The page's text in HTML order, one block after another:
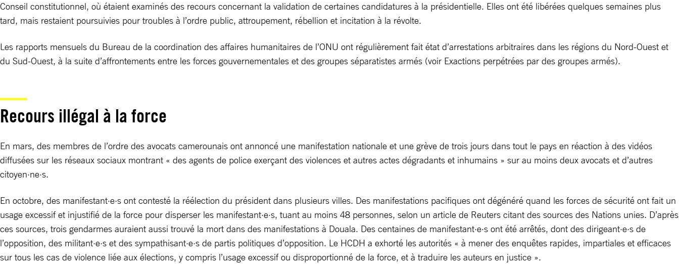
Conseil constitutionnel, où étaient examinés des recours concernant la validation de certaines candidatures à la présidentielle. Elles ont été libérées quelques semaines plus
tard, mais restaient poursuivies pour troubles à l’ordre public, attroupement, rébellion et incitation à la révolte.
Les rapports mensuels du Bureau de la coordination des affaires humanitaires de l’ONU ont régulièrement fait état d’arrestations arbitraires dans les régions du Nord-Ouest et
du Sud-Ouest, à la suite d’affrontements entre les forces gouvernementales et des groupes séparatistes armés (voir Exactions perpétrées par des groupes armés).
Recours illégal à la force
En mars, des membres de l’ordre des avocats camerounais ont annoncé une manifestation nationale et une grève de trois jours dans tout le pays en réaction à des vidéos
diffusées sur les réseaux sociaux montrant « des agents de police exerçant des violences et autres actes dégradants et inhumains » sur au moins deux avocats et d’autres
citoyen·ne·s.
En octobre, des manifestant·e·s ont contesté la réélection du président dans plusieurs villes. Des manifestations pacifiques ont dégénéré quand les forces de sécurité ont fait un
usage excessif et injustifié de la force pour disperser les manifestant·e·s, tuant au moins 48 personnes, selon un article de Reuters citant des sources des Nations unies. D’après
ces sources, trois gendarmes auraient aussi trouvé la mort dans des manifestations à Douala. Des centaines de manifestant·e·s ont été arrêtés, dont des dirigeant·e·s de
l’opposition, des militant·e·s et des sympathisant·e·s de partis politiques d’opposition. Le HCDH a exhorté les autorités « à mener des enquêtes rapides, impartiales et efficaces
sur tous les cas de violence liée aux élections, y compris l’usage excessif ou disproportionné de la force, et à traduire les auteurs en justice ».